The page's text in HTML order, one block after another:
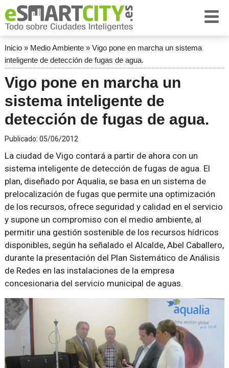
Inicio» Medio Ambiente» Vigo pone en marcha un sistema
inteligente de detección de fugas de agua.
Vigo pone en marcha un
sistema inteligente de
detección de fugas de agua.
Publicado: 05/06/2012
La ciudad de Vigo contará a partir de ahora con un
sistema inteligente de detección de fugas de agua. El
plan, diseñado por Aqualia, se basa en un sistema de
prelocalización de fugas que permite una optimización
de los recursos, ofrece seguridad y calidad en el servicio
y supone un compromiso con el medio ambiente, al
permitir una gestión sostenible de los recursos hídricos
disponibles, según ha señalado el Alcalde, Abel Caballero,
durante la presentación del Plan Sistemático de Análisis
de Redes en las instalaciones de la empresa
concesionaria del servicio municipal de aguas.